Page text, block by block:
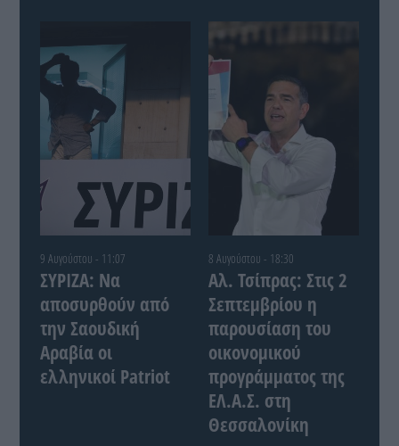
9 Αυγούστου - 11:07
ΣΥΡΙΖΑ: Να
αποσυρθούν από
την Σαουδική
Αραβία οι
ελληνικοί Patriot
8 Αυγούστου - 18:30
Αλ. Τσίπρας: Στις 2
Σεπτεμβρίου η
παρουσίαση του
οικονομικού
προγράμματος της
ΕΛ.Α.Σ. στη
Θεσσαλονίκη